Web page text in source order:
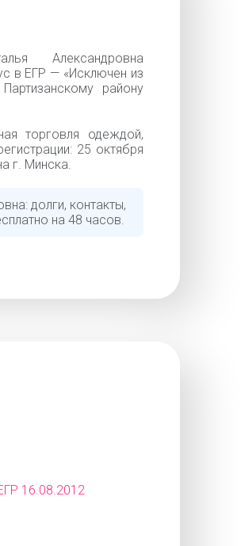
Александровна
в ЕГР — «Исключен из
району
торговля одеждой,
25 октября
г. Минска.
долги, контакты,
на 48 часов.
16.08.2012